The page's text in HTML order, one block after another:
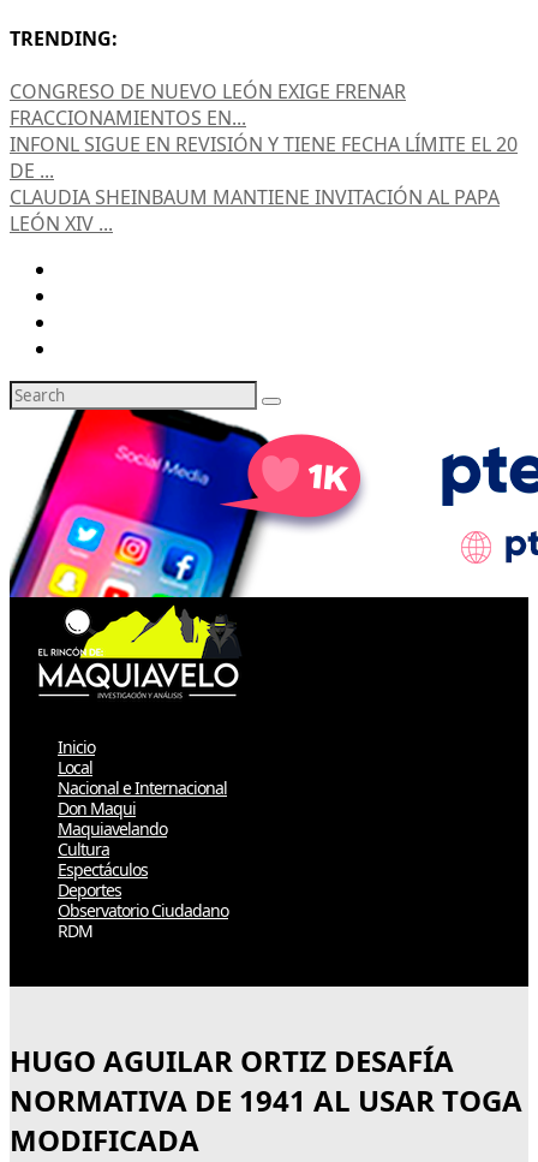
TRENDING:
CONGRESO DE NUEVO LEÓN EXIGE FRENAR
FRACCIONAMIENTOS EN...
INFONL SIGUE EN REVISIÓN Y TIENE FECHA LÍMITE EL 20
DE ...
CLAUDIA SHEINBAUM MANTIENE INVITACIÓN AL PAPA
LEÓN XIV ...
Inicio
Local
Nacional e Internacional
Don Maqui
Maquiavelando
Cultura
Espectáculos
Deportes
Observatorio Ciudadano
RDM
HUGO AGUILAR ORTIZ DESAFÍA
NORMATIVA DE 1941 AL USAR TOGA
MODIFICADA